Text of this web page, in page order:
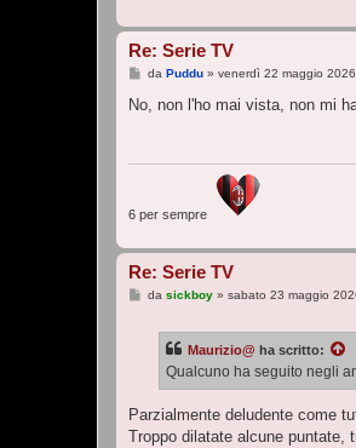
i
Re: Serie TV
M
s
da Puddu» venerdì 22 maggio
No, non l'ho mai vista, non mi
6 per sempre
Re: Serie TV
M
o
da sickboy» sabato 23 maggio
Maurizio@ ha scritto:
Qualcuno ha seguito negli
Parzialmente deludente come
Troppo dilatate alcune puntate,